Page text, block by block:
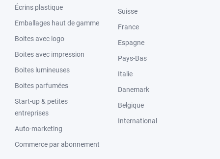
Écrins plastique
Emballages haut de gamme
Boites avec logo
Boites avec impression
Boites lumineuses
Boites parfumées
Start-up & petites
entreprises
Auto-marketing
Commerce par abonnement
Suisse
France
Espagne
Pays-Bas
Italie
Danemark
Belgique
International